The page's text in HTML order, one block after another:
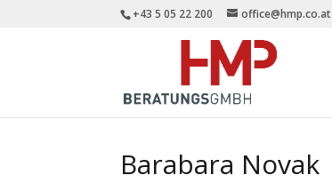
+43 5 05 22 200 office@hmp.co.at
Barabara Novak